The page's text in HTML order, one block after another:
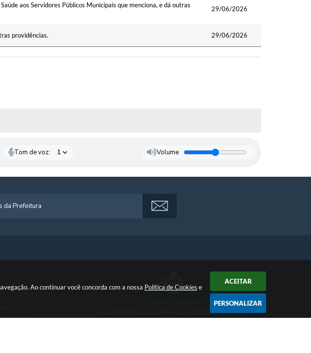
Ao continuar você concorda com a nossa Política de Cookies e
ACEITAR
PERSONALIZAR
aos Servidores Públicos Municipais que menciona, e dá outras
29/06/2026
providências. 29/06/2026
Tom de voz: Volume
Das 07:00hs às 11:00h e das 13:00h às 17:00h